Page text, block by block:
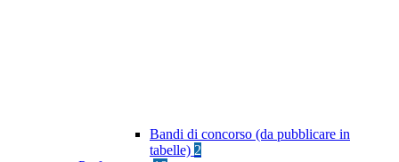
Bandi di concorso (da pubblicare in
tabelle) 2